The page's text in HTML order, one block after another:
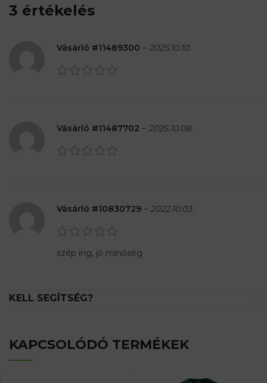
3 értékelés
Vásárló #11489300 – 2025.10.10.
Vásárló #11487702 – 2025.10.08.
Vásárló #10830729 – 2022.10.03.
szép ing, jó minőség
KELL SEGÍTSÉG?
KAPCSOLÓDÓ TERMÉKEK